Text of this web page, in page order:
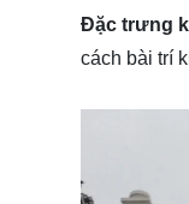
Đặc trưng
cách bài trí